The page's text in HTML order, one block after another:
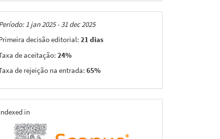
1 jan 2025 - 31 dec 2025
decisão editorial: 21 dias
de aceitação: 24%
de rejeição na entrada: 65%
in